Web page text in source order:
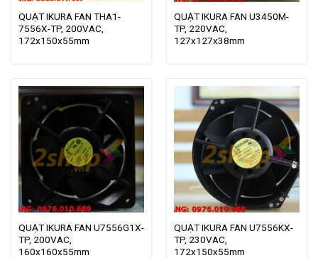
QUẠT IKURA FAN THA1-
7556X-TP, 200VAC,
172x150x55mm
QUẠT IKURA FAN U3450M-
TP, 220VAC,
127x127x38mm
QUẠT IKURA FAN U7556G1X-
TP, 200VAC,
160x160x55mm
QUẠT IKURA FAN U7556KX-
TP, 230VAC,
172x150x55mm